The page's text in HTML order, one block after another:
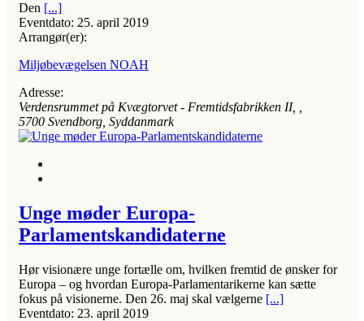
Den [...]
Eventdato: 25. april 2019
Arrangør(er):
Miljøbevægelsen NOAH
Adresse:
Verdensrummet på Kvægtorvet - Fremtidsfabrikken II, ,
5700 Svendborg, Syddanmark
Unge møder Europa-
Parlamentskandidaterne
Hør visionære unge fortælle om, hvilken fremtid de ønsker for
Europa – og hvordan Europa-Parlamentarikerne kan sætte
fokus på visionerne. Den 26. maj skal vælgerne [...]
Eventdato: 23. april 2019